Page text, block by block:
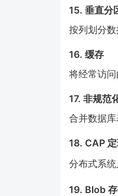
15. 垂直分
按列划分数
16. 缓存
将经常访
17. 非规范
合并数据
18. CAP
分布式系统
19. Blob 存